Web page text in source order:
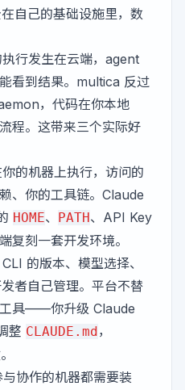
自己的基础设施里，数
行发生在云端，agent
看到结果。multica 反过
，代码在你本地
程。这带来三个实际好
的机器上执行，访问的
、你的工具链。Claude
HOME、 PATH、API Key
复刻一套开发环境。
的版本、模型选择、
者自己管理。平台不替
工具——你升级 Claude
整 CLAUDE.md，
协作的机器都需要装